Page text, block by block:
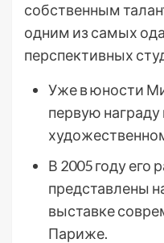
собственным
одним из самых
перспективных
Уже в юности
первую
В 2005 году его
представлены
выставке
Париже.